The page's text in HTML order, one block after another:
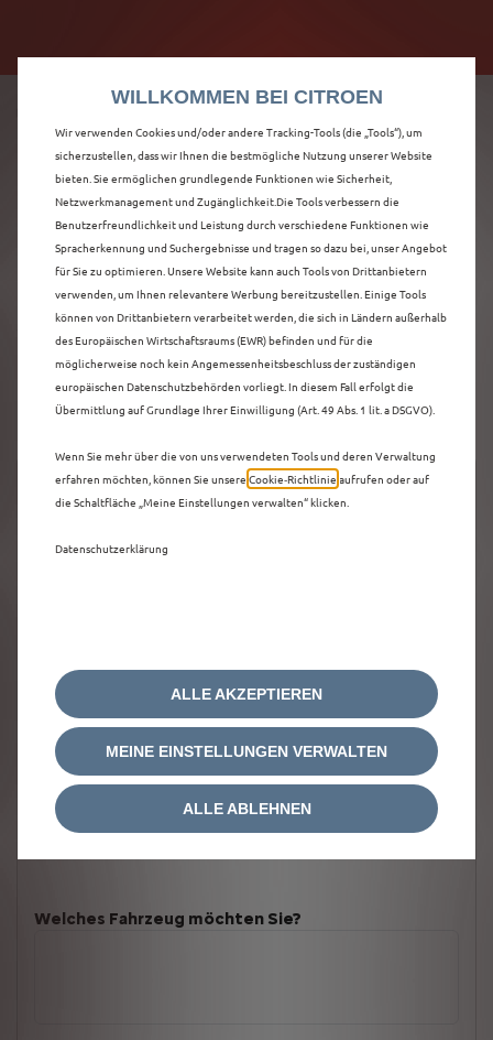
ENTDECKEN SIE ALLE
Ë-C4 X MIT ELEKTRO
ANTRIEB IN
GÜTERSLOH
Welches Fahrzeug möchten Sie?
WILLKOMMEN BEI CITROEN
Wir verwenden Cookies und/oder andere Tracking-Tools (die „Tools“), um
sicherzustellen, dass wir Ihnen die bestmögliche Nutzung unserer Website
bieten. Sie ermöglichen grundlegende Funktionen wie Sicherheit,
Netzwerkmanagement und Zugänglichkeit.Die Tools verbessern die
Benutzerfreundlichkeit und Leistung durch verschiedene Funktionen wie
Spracherkennung und Suchergebnisse und tragen so dazu bei, unser Angebot
für Sie zu optimieren. Unsere Website kann auch Tools von Drittanbietern
verwenden, um Ihnen relevantere Werbung bereitzustellen. Einige Tools
können von Drittanbietern verarbeitet werden, die sich in Ländern außerhalb
des Europäischen Wirtschaftsraums (EWR) befinden und für die
möglicherweise noch kein Angemessenheitsbeschluss der zuständigen
europäischen Datenschutzbehörden vorliegt. In diesem Fall erfolgt die
Übermittlung auf Grundlage Ihrer Einwilligung (Art. 49 Abs. 1 lit. a DSGVO).
Wenn Sie mehr über die von uns verwendeten Tools und deren Verwaltung
erfahren möchten, können Sie unsere Cookie‑Richtlinie aufrufen oder auf
die Schaltfläche „Meine Einstellungen verwalten“ klicken.
Datenschutzerklärung
MEINE EINSTELLUNGEN VERWALTEN
ALLE AKZEPTIEREN
ALLE ABLEHNEN